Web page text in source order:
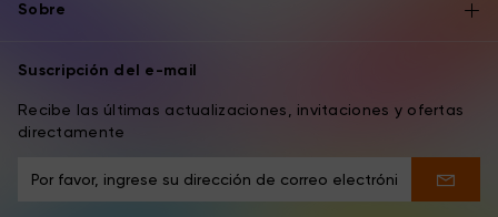
Sobre
Suscripción del e-mail
Recibe las últimas actualizaciones, invitaciones y ofertas
directamente